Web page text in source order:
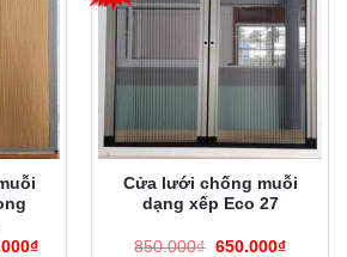
₫Giá
Cửa lưới chống muỗi
dạng xếp Eco 27
850.000₫ Giá
650.000₫Giá